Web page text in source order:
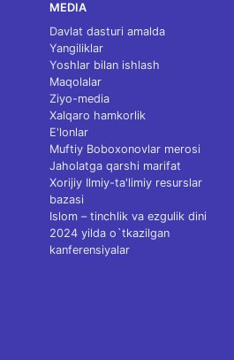
MEDIA
Davlat dasturi amalda
Yangiliklar
Yoshlar bilan ishlash
Maqolalar
Ziyo-media
Xalqaro hamkorlik
E'lonlar
Muftiy Boboxonovlar merosi
Jaholatga qarshi marifat
Xorijiy Ilmiy-ta'limiy resurslar
bazasi
Islom – tinchlik va ezgulik dini
2024 yilda o`tkazilgan
kanferensiyalar